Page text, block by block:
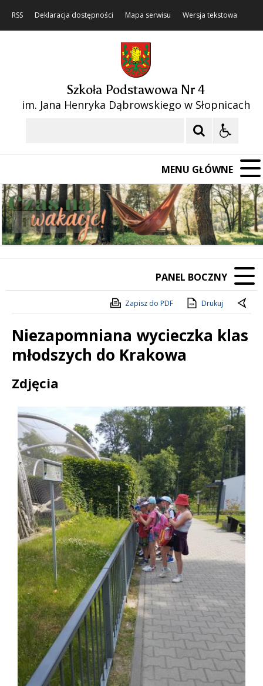
RSS Deklaracja dostępności Mapa serwisu Wersja tekstowa
Szkoła Podstawowa Nr 4
im. Jana Henryka Dąbrowskiego w Słopnicach
MENU GŁÓWNE
Poprzedni Element
Następny Element
❚❚
PANEL BOCZNY
Zapisz do PDF Drukuj
Niezapomniana wycieczka klas
młodszych do Krakowa
Treść
Zdjęcia